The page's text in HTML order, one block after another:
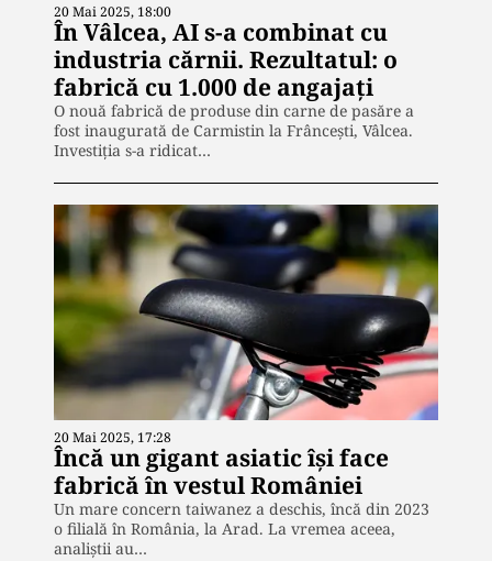
20 Mai 2025, 18:00
În Vâlcea, AI s-a combinat cu
industria cărnii. Rezultatul: o
fabrică cu 1.000 de angajați
O nouă fabrică de produse din carne de pasăre a
fost inaugurată de Carmistin la Frâncești, Vâlcea.
Investiția s-a ridicat…
20 Mai 2025, 17:28
Încă un gigant asiatic își face
fabrică în vestul României
Un mare concern taiwanez a deschis, încă din 2023
o filială în România, la Arad. La vremea aceea,
analiștii au…